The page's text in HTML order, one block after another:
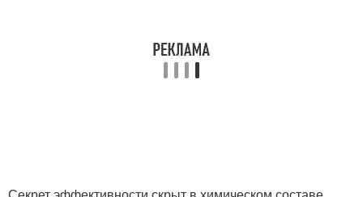
Медово-репейная маска